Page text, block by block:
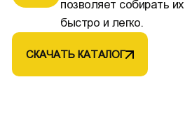
позволяет собирать их
быстро и легко.
СКАЧАТЬ КАТАЛОГ